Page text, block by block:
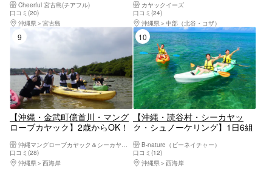
アーCheerful 宮古島(チアフル)
口コミ(20)
沖縄県
宮古島
でお得！カップル、女子グルー
プに大人気！ツアー画像プレゼ
ント！比謝川サンセットカヤッ
ク
カヤックイーズ
口コミ(24)
沖縄県
中部（北谷・コザ）
9位
【沖縄・金武町億首川・マング
ローブカヤック】2歳からOK！
思い出 写真&動画データプレ
ゼント♪
口コミ(28)
沖縄県
西海岸
10位
【沖縄・読谷村・シーカヤッ
ク・シュノーケリング】1日6組
ング&シーカヤックツアー
B-nature（ビーネイチャー）
口コミ(12)
沖縄県
西海岸